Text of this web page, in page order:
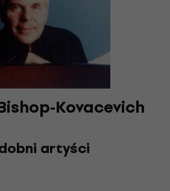
Kovacevich
artyści